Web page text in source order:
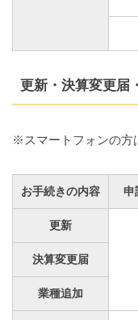
更新・決算変更届
※スマートフォンの方
お手続きの内容 申
更新
決算変更届
業種追加